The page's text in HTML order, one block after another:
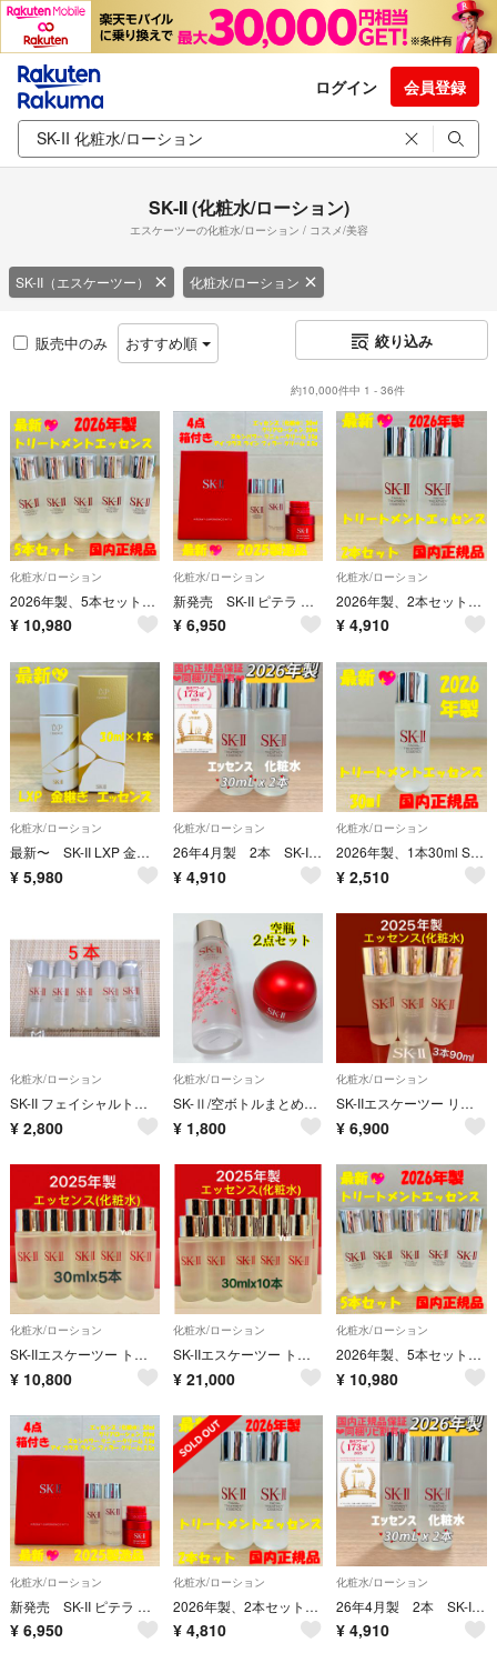
ログイン 会員登録
SK-II (化粧水/ローション)
エスケーツーの化粧水/ローション / コスメ/美容
SK-II（エスケーツー） 化粧水/ローション
販売中のみ おすすめ順 絞り込み
約10,000件中 1 - 36件
化粧水/ローション
2026年製、5本セットで150ml SK-II エスケーツー トリートメントエッセンス化粧水
¥ 10,980
化粧水/ローション
新発売 SK-II ピテラ エクスペリエンス キット2 ベストセラー
¥ 6,950
化粧水/ローション
2026年製、2本セット、SK-II エスケーツー トリートメントエッセンス 化粧水
¥ 4,910
化粧水/ローション
最新〜 SK-II LXP 金継ぎエッセンス 超濃縮ピテラ配合30ml×1本
¥ 5,980
化粧水/ローション
26年4月製 2本 SK-II フェイシャルトリートメントエッセンス化粧水
¥ 4,910
化粧水/ローション
2026年製、1本30ml SK-II エスケーツー トリートメントエッセンス 化粧水
¥ 2,510
化粧水/ローション
SK-II フェイシャルトリートメントエッセンス 10ml×5本
¥ 2,800
化粧水/ローション
SK-Ⅱ/空ボトルまとめ売り
¥ 1,800
化粧水/ローション
SK-IIエスケーツー リートメントエッセンス化粧水30ml×3本≫2025年製
¥ 6,900
化粧水/ローション
SK-IIエスケーツー トリートメント エッセンス化粧水 30ml×5本25年製
¥ 10,800
化粧水/ローション
SK-IIエスケーツー トリートメント エッセンス化粧水30ml×10本25年製
¥ 21,000
化粧水/ローション
2026年製、5本セットで150ml SK-II エスケーツー トリートメントエッセンス化粧水
¥ 10,980
化粧水/ローション
新発売 SK-II ピテラ エクスペリエンス キット2 ベストセラー
¥ 6,950
化粧水/ローション
2026年製、2本セット、SK-II エスケーツー トリートメントエッセンス 化粧水
¥ 4,810
化粧水/ローション
26年4月製 2本 SK-II フェイシャルトリートメントエッセンス化粧水
¥ 4,910